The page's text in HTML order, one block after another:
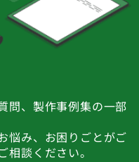
問、製作事例集の一部
悩み、お困りごとがご
談ください。